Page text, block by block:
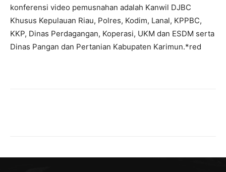
konferensi video pemusnahan adalah Kanwil DJBC
Khusus Kepulauan Riau, Polres, Kodim, Lanal, KPPBC,
KKP, Dinas Perdagangan, Koperasi, UKM dan ESDM serta
Dinas Pangan dan Pertanian Kabupaten Karimun.*red